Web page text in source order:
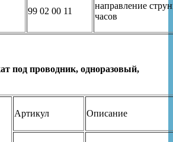
99 02 00 11
направление
часов
под проводник, одноразовый,
Артикул Описание